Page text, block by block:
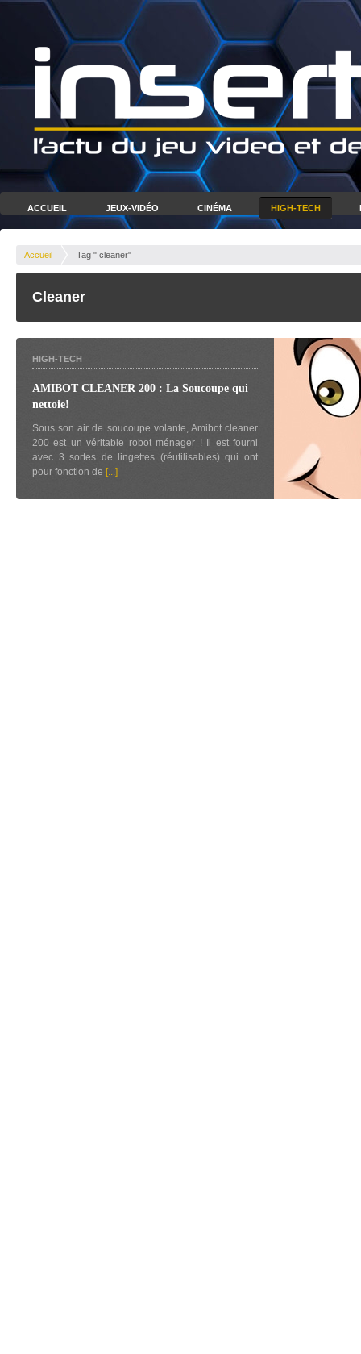
ACCUEIL JEUX-VIDÉO CINÉMA HIGH-TECH
Accueil Tag " cleaner"
Cleaner
HIGH-TECH
AMIBOT CLEANER 200 : La Soucoupe qui
nettoie!
Sous son air de soucoupe volante, Amibot cleaner
200 est un véritable robot ménager ! Il est fourni
avec 3 sortes de lingettes (réutilisables) qui ont
pour fonction de [...]